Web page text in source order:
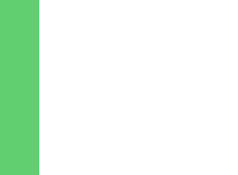
אורגנית, ולאחר מספר
ומזינה שלכם להעשיר את
במהירות מבלי